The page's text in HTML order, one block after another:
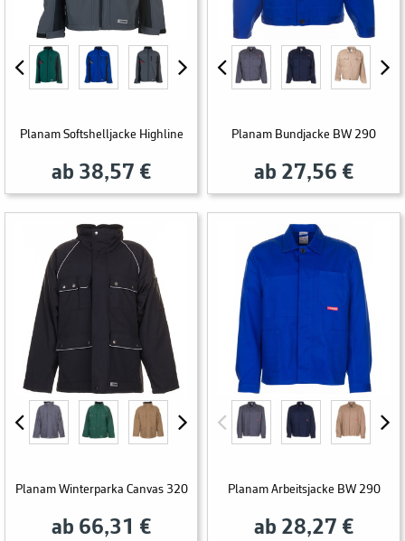
Planam Softshelljacke Highline
ab 38,57 €
Planam Bundjacke BW 290
ab 27,56 €
Planam Winterparka Canvas 320
ab 66,31 €
Planam Arbeitsjacke BW 290
ab 28,27 €